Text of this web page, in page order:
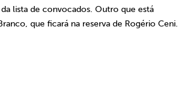
lista de convocados. Outro que está
que ficará na reserva de Rogério Ceni.